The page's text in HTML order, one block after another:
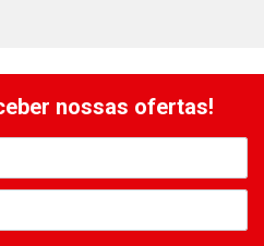
nossas ofertas!